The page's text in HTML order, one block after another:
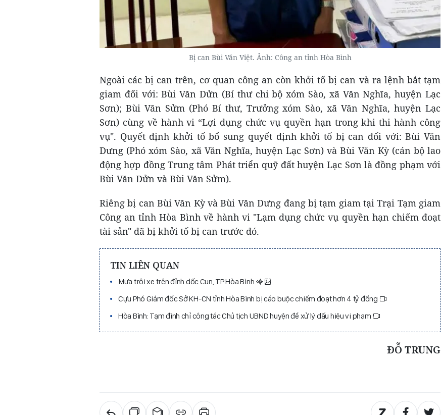
Bị can Bùi Văn Việt. Ảnh: Công an tỉnh Hòa Bình
Ngoài các bị can trên, cơ quan công an còn khởi tố bị can và ra lệnh bắt tạm
giam đối với: Bùi Văn Dửn (Bí thư chi bộ xóm Sào, xã Văn Nghĩa, huyện Lạc
Sơn); Bùi Văn Sửm (Phó Bí thư, Trưởng xóm Sào, xã Văn Nghĩa, huyện Lạc
Sơn) cùng về hành vi “Lợi dụng chức vụ quyền hạn trong khi thi hành công
vụ". Quyết định khởi tố bổ sung quyết định khởi tố bị can đối với: Bùi Văn
Dưng (Phó xóm Sào, xã Văn Nghĩa, huyện Lạc Sơn) và Bùi Văn Kỳ (cán bộ lao
động hợp đồng Trung tâm Phát triển quỹ đất huyện Lạc Sơn là đồng phạm với
Bùi Văn Dửn và Bùi Văn Sửm).
Riêng bị can Bùi Văn Kỳ và Bùi Văn Dưng đang bị tạm giam tại Trại Tạm giam
Công an tỉnh Hòa Bình về hành vi "Lạm dụng chức vụ quyền hạn chiếm đoạt
tài sản" đã bị khởi tố bị can trước đó.
TIN LIÊN QUAN
Mưa trôi xe trên đỉnh dốc Cun, TP Hòa Bình
Cựu Phó Giám đốc Sở KH-CN tỉnh Hòa Bình bị cáo buộc chiếm đoạt hơn 4 tỷ đồng
Hòa Bình: Tạm đình chỉ công tác Chủ tịch UBND huyện để xử lý dấu hiệu vi phạm
ĐỖ TRUNG